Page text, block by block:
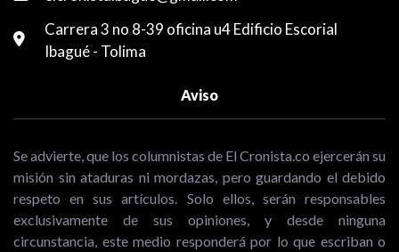
Carrera 3 no 8-39 oficina u4 Edificio Escorial
Ibagué - Tolima
Aviso
Se advierte, que los columnistas de El Cronista.co ejercerán su
misión sin ataduras ni mordazas, pero guardando el debido
respeto en sus artículos. Solo ellos, serán responsables
exclusivamente de sus opiniones, y desde ninguna
circunstancia, este medio responderá por lo que escriban o